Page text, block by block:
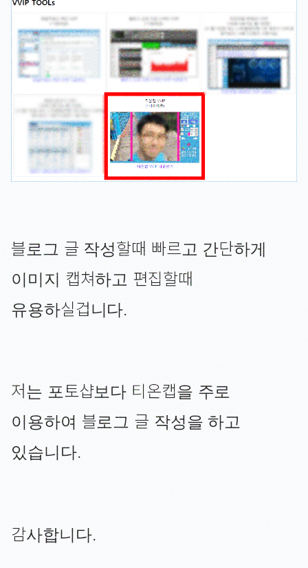
블로그 글 작성할때 빠르고 간단하게
이미지 캡쳐하고 편집할때
유용하실겁니다.
저는 포토샵보다 티온캡을 주로
이용하여 블로그 글 작성을 하고
있습니다.
감사합니다.